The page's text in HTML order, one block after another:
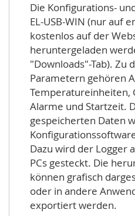
Die Konfigurations-
EL-USB-WIN (nur auf
kostenlos auf der
heruntergeladen
"Downloads"-Tab). Zu
Parametern gehören
Temperatureinheiten,
Alarme und Startzeit.
gespeicherten Daten
Dazu wird der Logger
PCs gesteckt. Die
können grafisch
oder in andere
exportiert werden.